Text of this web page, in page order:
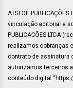
A ISTOÉ
vinculação editorial e
PUBLICACÕES LTDA
realizamos cobranças
contrato de assinatura
autorizamos terceiros
conteúdo digital